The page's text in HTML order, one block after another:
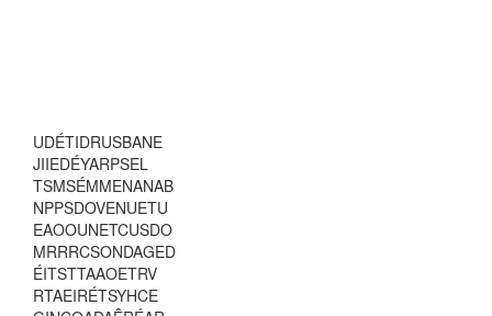
UDÉTIDRUSBANE
JIIEDÉYARPSEL
TSMSÉMMENANAB
NPPSDOVENUETU
EAOOUNETCUSDO
MRRRCSONDAGED
ÉITSTTAAOETRV
RTAEIRÉTSYHCE